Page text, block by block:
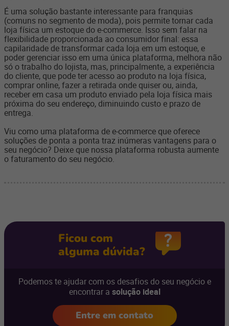
É uma solução bastante interessante para franquias
(comuns no segmento de moda), pois permite tornar cada
loja física um estoque do e-commerce. Isso sem falar na
flexibilidade proporcionada ao consumidor final: essa
capilaridade de transformar cada loja em um estoque, e
poder gerenciar isso em uma única plataforma, melhora não
só o trabalho do lojista, mas, principalmente, a experiência
do cliente, que pode ter acesso ao produto na loja física,
comprar online, fazer a retirada onde quiser ou, ainda,
receber em casa um produto enviado pela loja física mais
próxima do seu endereço, diminuindo custo e prazo de
entrega.
Viu como uma plataforma de e-commerce que oferece
soluções de ponta a ponta traz inúmeras vantagens para o
seu negócio? Deixe que nossa plataforma robusta aumente
o faturamento do seu negócio.
Ficou com
alguma dúvida?
Podemos te ajudar com os desafios do seu negócio e
encontrar a solução ideal
Entre em contato